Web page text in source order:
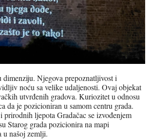
Njegova prepoznatljivost i
noću sa velike udaljenosti. Ovaj objekat
utvrđenih gradova. Kuriozitet u odnosu
da je pozicioniran u samom centru grada.
ljepota Gradačac se izvođenjem
Starog grada pozicionira na mapi
u našoj zemlji.